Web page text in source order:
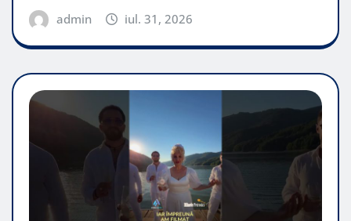
admin iul. 31, 2026